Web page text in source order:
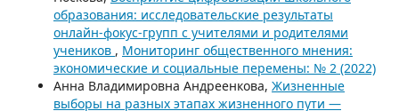
образования: исследовательские результаты
онлайн-фокус-групп с учителями и родителями
учеников , Мониторинг общественного мнения:
экономические и социальные перемены: № 2 (2022)
Анна Владимировна Андреенкова, Жизненные
выборы на разных этапах жизненного пути —